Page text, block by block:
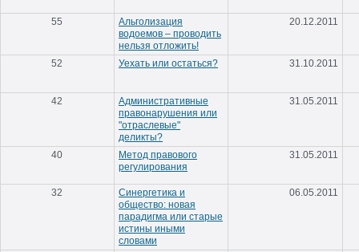
55
Альголизация
водоемов – проводить
нельзя отложить!
20.12.2011
52 Уехать или остаться? 31.10.2011
42
Административные
правонарушения или
"отраслевые"
деликты?
31.05.2011
40
Метод правового
регулирования
31.05.2011
32
Синергетика и
общество: новая
парадигма или старые
истины иными
словами
06.05.2011